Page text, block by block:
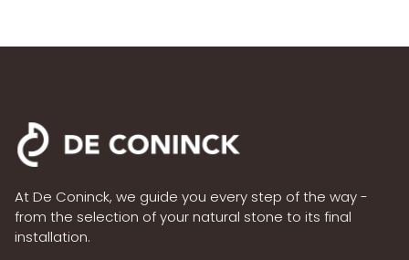
At De Coninck, we guide you every step of the way -
from the selection of your natural stone to its final
installation.